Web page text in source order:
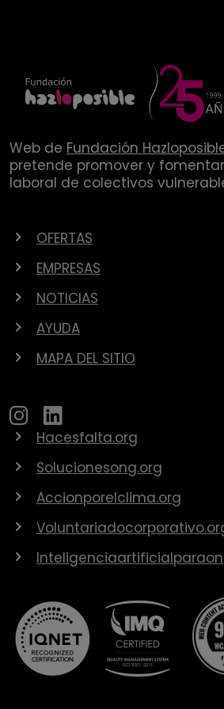
Web de Fundación
pretende promover y
laboral de colectivos
OFERTAS
EMPRESAS
NOTICIAS
AYUDA
MAPA DEL SITIO
Hacesfalta.org
Solucionesong.org
Accionporelclima.org